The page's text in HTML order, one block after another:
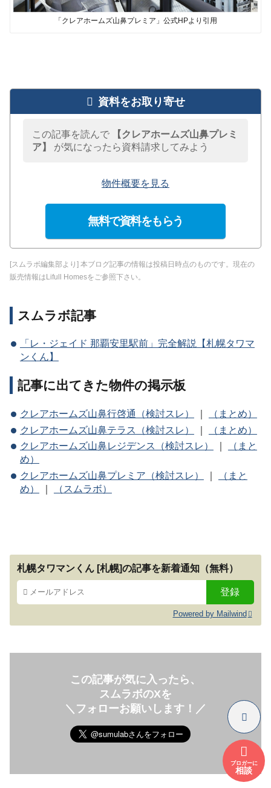
「クレアホームズ山鼻プレミア」公式HPより引用
資料をお取り寄せ
この記事を読んで
【クレアホームズ山鼻プレミ
ア】
が気になったら資料請求してみよう
物件概要を見る
無料で資料をもらう
[スムラボ編集部より] 本ブログ記事の情報は投稿日時点のものです。現在の
販売情報はLifull Homesをご参照下さい。
スムラボ記事
「レ・ジェイド 那覇安里駅前」完全解説【札幌タワマ
ンくん】
記事に出てきた物件の掲示板
クレアホームズ山鼻行啓通（検討スレ） ｜
（まとめ）
クレアホームズ山鼻テラス（検討スレ）
｜
（まとめ）
クレアホームズ山鼻レジデンス（検討スレ）
（まと
め）
クレアホームズ山鼻プレミア（検討スレ）
｜
（まと
め）
｜ （スムラボ）
札幌タワマンくん [札幌]の記事を新着通知（無料）
Powered by Mailwind
この記事が気に入ったら、
スムラボのXを
＼フォローお願いします！／
ブロガーに
相談